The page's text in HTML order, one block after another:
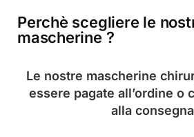
Perchè scegliere le
mascherine ?
Le nostre mascherine
essere pagate all’ordine o
alla